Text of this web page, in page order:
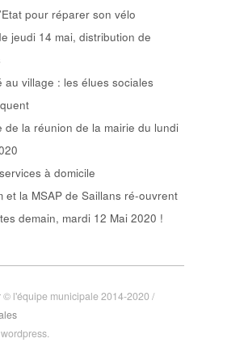
pour réparer son vélo
jeudi 14 mai, distribution de
au village : les élues sociales
de la réunion de la mairie du lundi
à domicile
et la MSAP de Saillans ré-ouvrent
demain, mardi 12 Mai 2020 !
© l'équipe municipale 2014-2020 /